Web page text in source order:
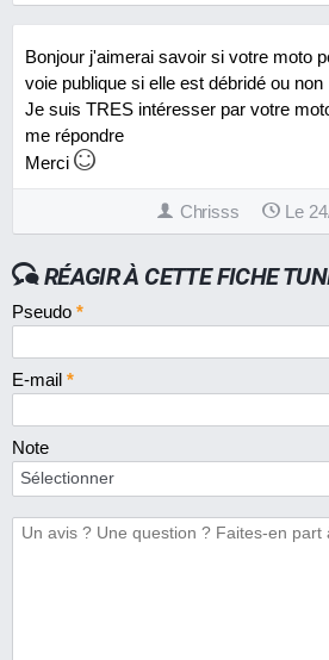
Bonjour j'aimerai savoir si votre moto
voie publique si elle est débridé ou non
Je suis TRES intéresser par votre
me répondre
Merci
Chrisss Le
RÉAGIR À CETTE FICHE
Pseudo *
E-mail *
Note